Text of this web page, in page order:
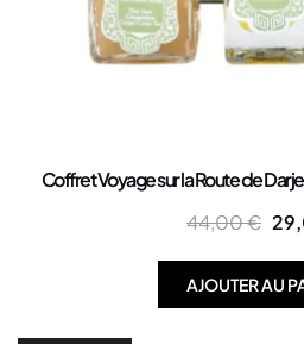
Coffret Voyage sur la Route de
44,00€
AJOUTER AU